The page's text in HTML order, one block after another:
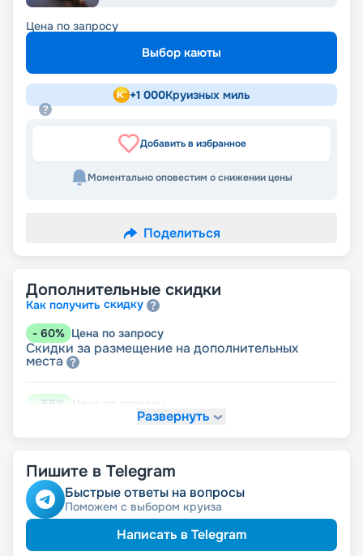
Цена по запросу
Выбор каюты
+1 000Круизных миль
Добавить в избранное
Моментально оповестим о снижении цены
Поделиться
Дополнительные скидки
Как получить скидку
- 60% Цена по запросу
Скидки за размещение на дополнительных
места
55% Цена по запросу
размещение
Скидкадетям
-10% Цена по запросу
именинникам
Скидка
Развернуть
Пишите в Telegram
Быстрые ответы на вопросы
Поможем с выбором круиза
Написать в Telegram